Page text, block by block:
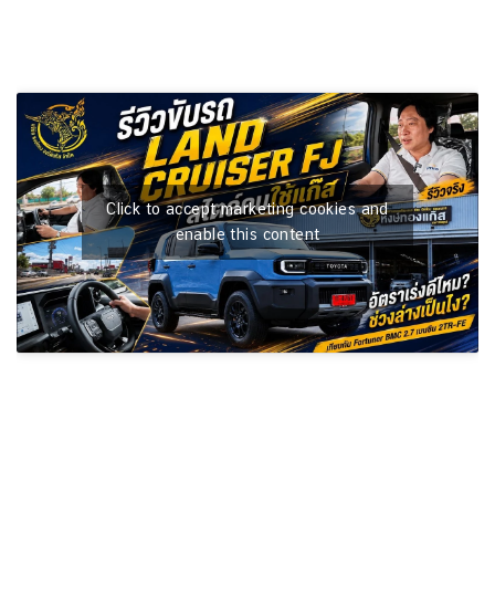
Click to accept marketing cookies and
enable this content